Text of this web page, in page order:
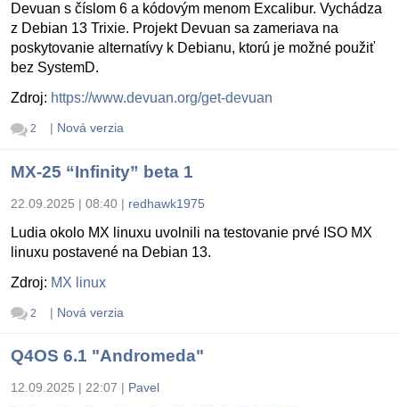
Devuan s číslom 6 a kódovým menom Excalibur. Vychádza
z Debian 13 Trixie. Projekt Devuan sa zameriava na
poskytovanie alternatívy k Debianu, ktorú je možné použiť
bez SystemD.
Zdroj: https://www.devuan.org/get-devuan
2 | Nová verzia
MX-25 “Infinity” beta 1
22.09.2025 | 08:40 | redhawk1975
Ludia okolo MX linuxu uvolnili na testovanie prvé ISO MX
linuxu postavené na Debian 13.
Zdroj: MX linux
2 | Nová verzia
Q4OS 6.1 "Andromeda"
12.09.2025 | 22:07 | Pavel